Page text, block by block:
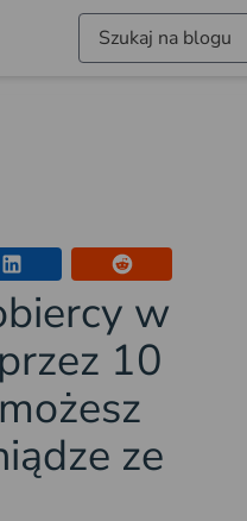
Szukaj na blogu
w
10
ze